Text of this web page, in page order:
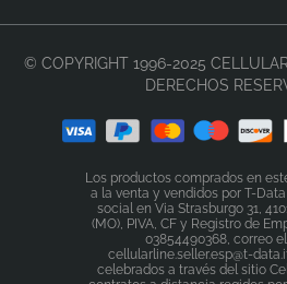
© COPYRIGHT 1996-2025
DERECHOS
Los productos comprados en
a la venta y vendidos por T-
social en Via Strasburgo 31,
(MO), PIVA, CF y Registro de
03854490368, correo
cellularline.seller.esp@t-
celebrados a través del sitio